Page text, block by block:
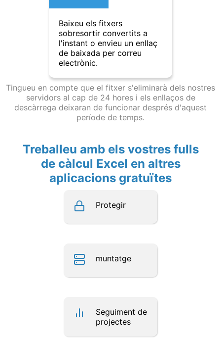
Baixeu els fitxers
sobresortir convertits a
l'instant o envieu un enllaç
de baixada per correu
electrònic.
Tingueu en compte que el fitxer s'eliminarà dels nostres
servidors al cap de 24 hores i els enllaços de
descàrrega deixaran de funcionar després d'aquest
període de temps.
Treballeu amb els vostres fulls
de càlcul Excel en altres
aplicacions gratuïtes
Protegir
muntatge
Seguiment de
projectes